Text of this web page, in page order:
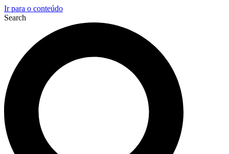
Ir para o conteúdo
Search